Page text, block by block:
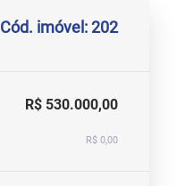
Cód. imóvel: 202
R$ 530.000,00
R$ 0,00